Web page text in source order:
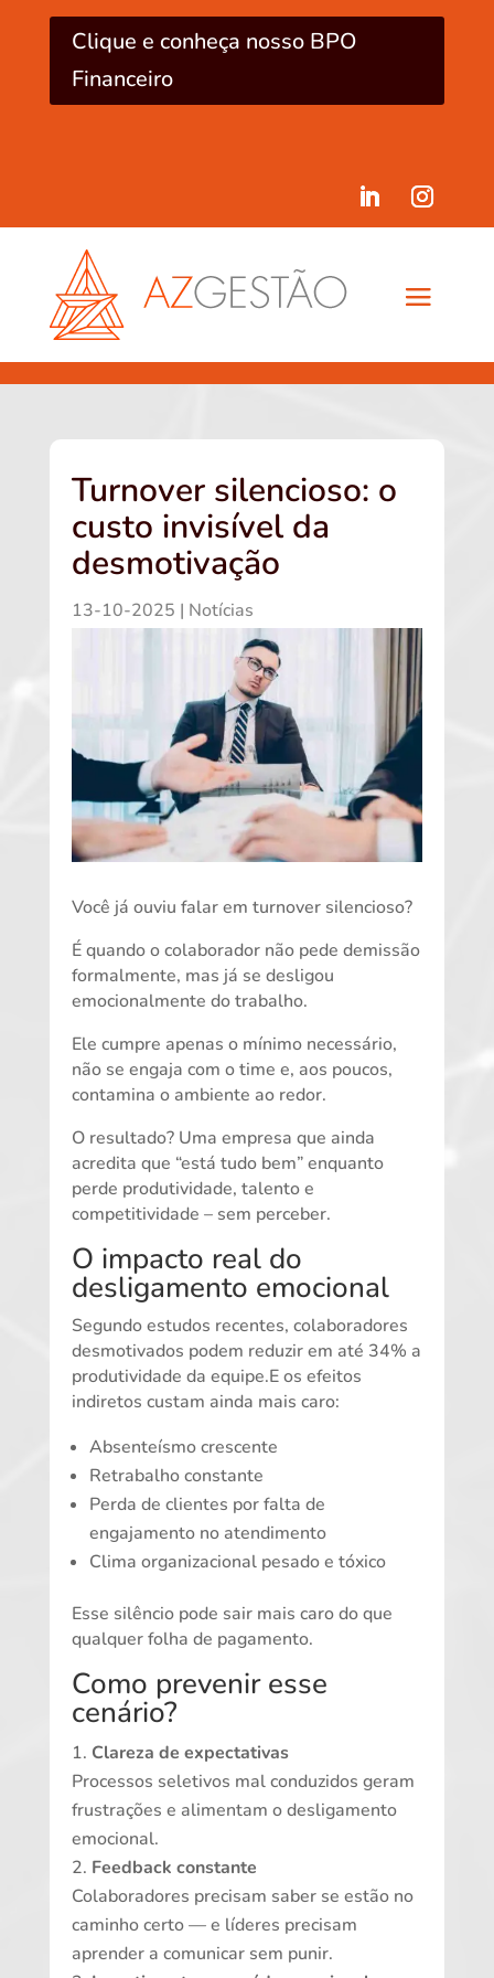
Clique e conheça nosso BPO
Financeiro
Turnover silencioso: o
custo invisível da
desmotivação
13-10-2025 | Notícias
Você já ouviu falar em turnover silencioso?
É quando o colaborador não pede demissão
formalmente, mas já se desligou
emocionalmente do trabalho.
Ele cumpre apenas o mínimo necessário,
não se engaja com o time e, aos poucos,
contamina o ambiente ao redor.
O resultado? Uma empresa que ainda
acredita que “está tudo bem” enquanto
perde produtividade, talento e
competitividade – sem perceber.
O impacto real do
desligamento emocional
Segundo estudos recentes, colaboradores
desmotivados podem reduzir em até 34% a
produtividade da equipe.E os efeitos
indiretos custam ainda mais caro:
Absenteísmo crescente
Retrabalho constante
Perda de clientes por falta de
engajamento no atendimento
Clima organizacional pesado e tóxico
Esse silêncio pode sair mais caro do que
qualquer folha de pagamento.
Como prevenir esse
cenário?
Clareza de expectativas
Processos seletivos mal conduzidos geram
frustrações e alimentam o desligamento
emocional.
Feedback constante
Colaboradores precisam saber se estão no
caminho certo — e líderes precisam
aprender a comunicar sem punir.